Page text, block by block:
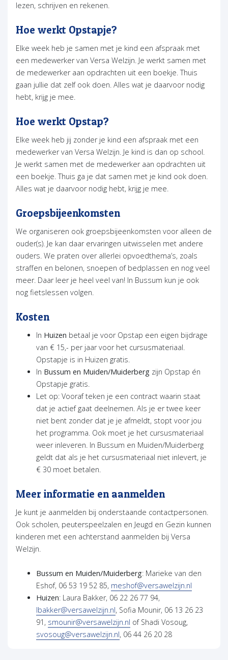
lezen, schrijven en rekenen.
Hoe werkt Opstapje?
Elke week heb je samen met je kind een afspraak met
een medewerker van Versa Welzijn. Je werkt samen met
de medewerker aan opdrachten uit een boekje. Thuis
gaan jullie dat zelf ook doen. Alles wat je daarvoor nodig
hebt, krijg je mee.
Hoe werkt Opstap?
Elke week heb jij zonder je kind een afspraak met een
medewerker van Versa Welzijn. Je kind is dan op school.
Je werkt samen met de medewerker aan opdrachten uit
een boekje. Thuis ga je dat samen met je kind ook doen.
Alles wat je daarvoor nodig hebt, krijg je mee.
Groepsbijeenkomsten
We organiseren ook groepsbijeenkomsten voor alleen de
ouder(s). Je kan daar ervaringen uitwisselen met andere
ouders. We praten over allerlei opvoedthema’s, zoals
straffen en belonen, snoepen of bedplassen en nog veel
meer. Daar leer je heel veel van! In Bussum kun je ook
nog fietslessen volgen.
Kosten
In Huizen betaal je voor Opstap een eigen bijdrage
van € 15,- per jaar voor het cursusmateriaal.
Opstapje is in Huizen gratis.
In Bussum en Muiden/Muiderberg zijn Opstap én
Opstapje gratis.
Let op: Vooraf teken je een contract waarin staat
dat je actief gaat deelnemen. Als je er twee keer
niet bent zonder dat je je afmeldt, stopt voor jou
het programma. Ook moet je het cursusmateriaal
weer inleveren. In Bussum en Muiden/Muiderberg
geldt dat als je het cursusmateriaal niet inlevert, je
€ 30 moet betalen.
Meer informatie en aanmelden
Je kunt je aanmelden bij onderstaande contactpersonen.
Ook scholen, peuterspeelzalen en Jeugd en Gezin kunnen
kinderen met een achterstand aanmelden bij Versa
Welzijn.
Bussum en Muiden/Muiderberg: Marieke van den
Eshof, 06 53 19 52 85, meshof@versawelzijn.nl
Huizen: Laura Bakker, 06 22 26 77 94,
lbakker@versawelzijn.nl, Sofia Mounir, 06 13 26 23
91, smounir@versawelzijn.nl of Shadi Vosoug,
svosoug@versawelzijn.nl, 06 44 26 20 28